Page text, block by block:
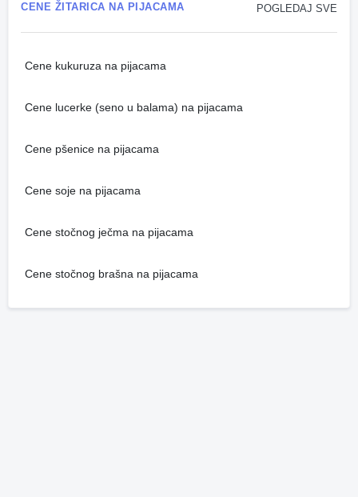
POGLEDAJ SVE
CENE ŽITARICA NA PIJACAMA
Cene kukuruza na pijacama
Cene lucerke (seno u balama) na pijacama
Cene pšenice na pijacama
Cene soje na pijacama
Cene stočnog ječma na pijacama
Cene stočnog brašna na pijacama